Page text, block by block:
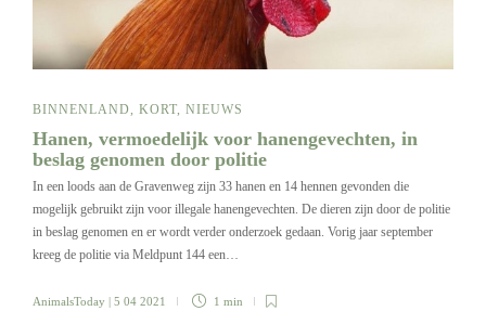
BINNENLAND, KORT, NIEUWS
Hanen, vermoedelijk voor hanengevechten, in
beslag genomen door politie
In een loods aan de Gravenweg zijn 33 hanen en 14 hennen gevonden die
mogelijk gebruikt zijn voor illegale hanengevechten. De dieren zijn door de politie
in beslag genomen en er wordt verder onderzoek gedaan. Vorig jaar september
kreeg de politie via Meldpunt 144 een…
AnimalsToday | 5 04 2021 1 min